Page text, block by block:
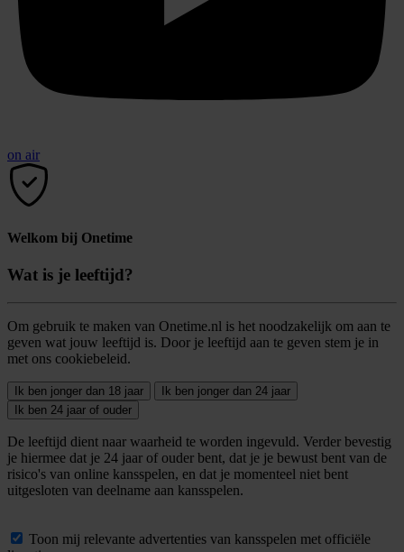
on air
Welkom bij Onetime
Wat is je leeftijd?
Om gebruik te maken van Onetime.nl is het noodzakelijk om aan te
geven wat jouw leeftijd is. Door je leeftijd aan te geven stem je in
met ons cookiebeleid.
Ik ben jonger dan 18 jaar
Ik ben jonger dan 24 jaar
Ik ben 24 jaar of ouder
De leeftijd dient naar waarheid te worden ingevuld. Verder bevestig
je hiermee dat je 24 jaar of ouder bent, dat je je bewust bent van de
risico's van online kansspelen, en dat je momenteel niet bent
uitgesloten van deelname aan kansspelen.
Toon mij relevante advertenties van kansspelen met officiële